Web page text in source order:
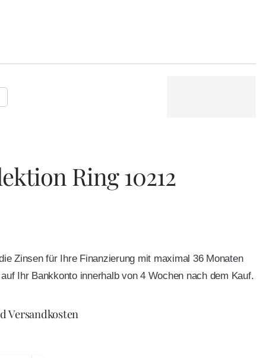
Ring 10212
Zinsen für Ihre Finanzierung mit maximal 36 Monaten
Ihr Bankkonto innerhalb von 4 Wochen nach dem Kauf.
Versandkosten